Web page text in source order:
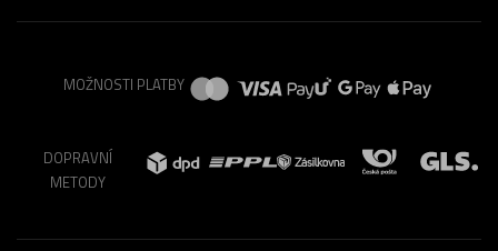
MOŽNOSTI PLATBY
DOPRAVNÍ
METODY